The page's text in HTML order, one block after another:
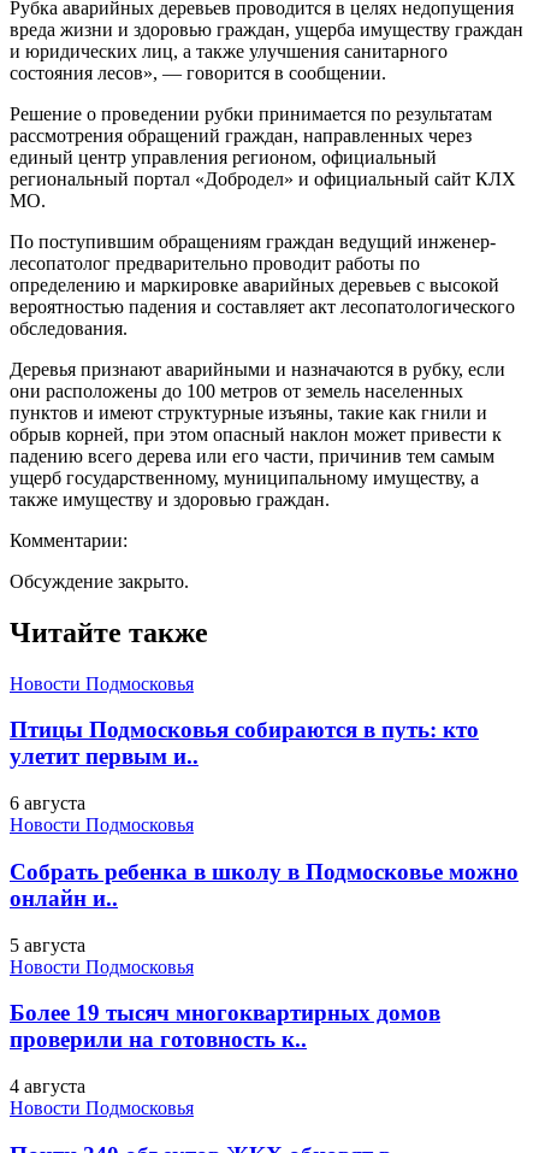
Рубка аварийных деревьев проводится в целях недопущения
вреда жизни и здоровью граждан, ущерба имуществу граждан
и юридических лиц, а также улучшения санитарного
состояния лесов», — говорится в сообщении.
Решение о проведении рубки принимается по результатам
рассмотрения обращений граждан, направленных через
единый центр управления регионом, официальный
региональный портал «Добродел» и официальный сайт КЛХ
МО.
По поступившим обращениям граждан ведущий инженер-
лесопатолог предварительно проводит работы по
определению и маркировке аварийных деревьев с высокой
вероятностью падения и составляет акт лесопатологического
обследования.
Деревья признают аварийными и назначаются в рубку, если
они расположены до 100 метров от земель населенных
пунктов и имеют структурные изъяны, такие как гнили и
обрыв корней, при этом опасный наклон может привести к
падению всего дерева или его части, причинив тем самым
ущерб государственному, муниципальному имуществу, а
также имуществу и здоровью граждан.
Комментарии:
Обсуждение закрыто.
Читайте также
Новости Подмосковья
Птицы Подмосковья собираются в путь: кто
улетит первым и..
6 августа
Новости Подмосковья
Собрать ребенка в школу в Подмосковье можно
онлайн и..
5 августа
Новости Подмосковья
Более 19 тысяч многоквартирных домов
проверили на готовность к..
4 августа
Новости Подмосковья